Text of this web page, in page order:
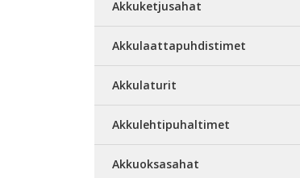
Akkuketjusahat
Akkulaattapuhdistimet
Akkulaturit
Akkulehtipuhaltimet
Akkuoksasahat